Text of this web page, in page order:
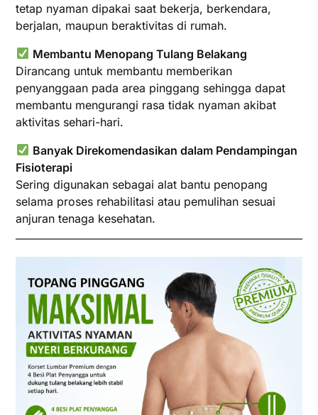
tetap nyaman dipakai saat bekerja, berkendara,
berjalan, maupun beraktivitas di rumah.
Membantu Menopang Tulang Belakang
Dirancang untuk membantu memberikan
penyanggaan pada area pinggang sehingga dapat
membantu mengurangi rasa tidak nyaman akibat
aktivitas sehari-hari.
Banyak Direkomendasikan dalam Pendampingan
Fisioterapi
Sering digunakan sebagai alat bantu penopang
selama proses rehabilitasi atau pemulihan sesuai
anjuran tenaga kesehatan.